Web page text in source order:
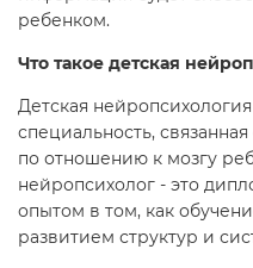
ребенком.
Что такое детская
Детская
специальность,
по отношению к мозгу
нейропсихолог - это
опытом в том, как
развитием структур и